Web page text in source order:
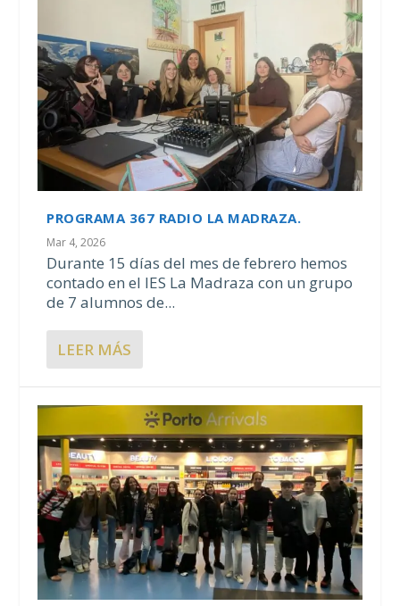
PROGRAMA 367 RADIO LA MADRAZA.
Mar 4, 2026
Durante 15 días del mes de febrero hemos
contado en el IES La Madraza con un grupo
de 7 alumnos de...
LEER MÁS